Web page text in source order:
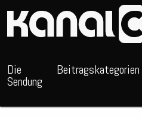
Die
Sendung
Beitragskategorien